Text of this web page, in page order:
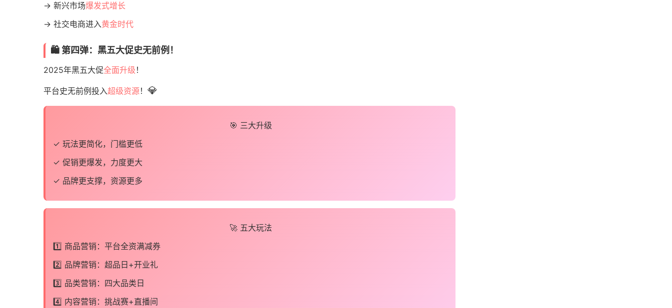
→ 新兴市场爆发式增长
→ 社交电商进入黄金时代
🛍️ 第四弹：黑五大促史无前例！
2025年黑五大促全面升级 ！
平台史无前例投入超级资源！ 💎
🎯 三大升级
✓ 玩法更简化，门槛更低
✓ 促销更爆发，力度更大
✓ 品牌更支撑，资源更多
🚀 五大玩法
1️⃣ 商品营销：平台全资满减券
2️⃣ 品牌营销：超品日+开业礼
3️⃣ 品类营销：四大品类日
4️⃣ 内容营销：挑战赛+直播间